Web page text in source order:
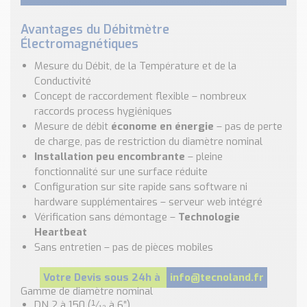
Avantages du Débitmètre
Électromagnétiques
Mesure du Débit, de la Température et de la
Conductivité
Concept de raccordement flexible – nombreux
raccords process hygiéniques
Mesure de débit économe en énergie – pas de perte
de charge, pas de restriction du diamètre nominal
Installation peu encombrante – pleine
fonctionnalité sur une surface réduite
Configuration sur site rapide sans software ni
hardware supplémentaires – serveur web intégré
Vérification sans démontage – Technologie
Heartbeat
Sans entretien – pas de pièces mobiles
Votre Devis sous 24h à
info@tecnoland.fr
Gamme de diamètre nominal